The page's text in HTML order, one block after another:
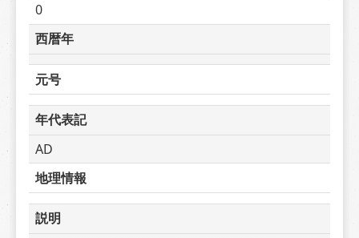
0
西暦年
元号
年代表記
AD
地理情報
説明